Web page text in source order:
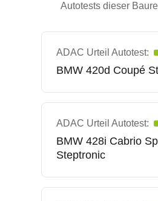
Autotests dieser
ADAC Urteil Autotest:
BMW 420d Coupé
ADAC Urteil Autotest:
BMW 428i Cabrio
Steptronic